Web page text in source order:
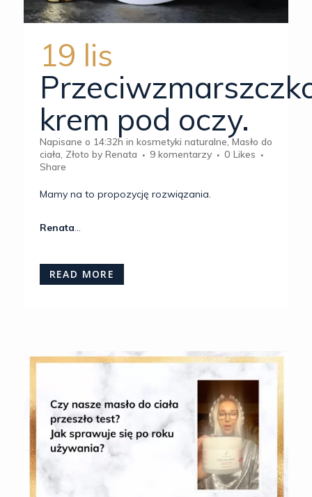
19 lis
krem pod oczy.
Napisane o 14:32h in kosmetyki naturalne,Masło do
ciała, Złoto by Renata 9 komentarzy 0 Likes
Share
Mamy na to propozycję rozwiązania.
Renata...
READ MORE